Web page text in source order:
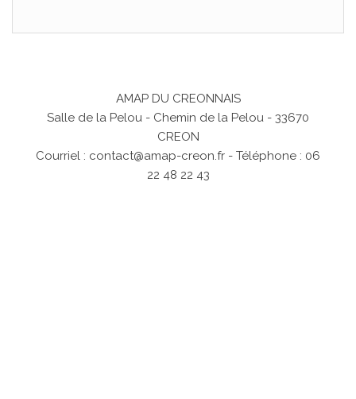
AMAP DU CREONNAIS
Salle de la Pelou - Chemin de la Pelou - 33670
CREON
Courriel : contact@amap-creon.fr - Téléphone : 06
22 48 22 43